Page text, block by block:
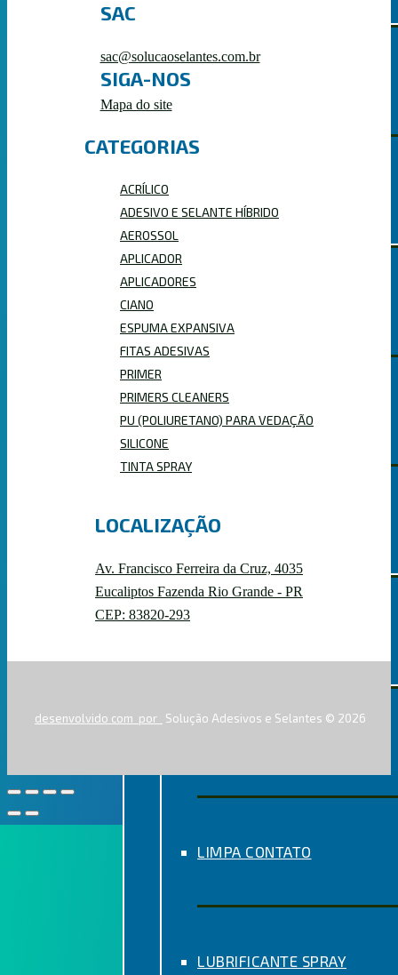
MANUAL
PNEUMÁTICO
LIMPA CONTATO
LUBRIFICANTE SPRAY
SAC
sac@solucaoselantes.com.br
SIGA-NOS
Mapa do site
CATEGORIAS
ACRÍLICO
ADESIVO E SELANTE HÍBRIDO
AEROSSOL
APLICADOR
APLICADORES
CIANO
ESPUMA EXPANSIVA
FITAS ADESIVAS
PRIMER
PRIMERS CLEANERS
PU (POLIURETANO) PARA VEDAÇÃO
SILICONE
TINTA SPRAY
LOCALIZAÇÃO
Av. Francisco Ferreira da Cruz, 4035
Eucaliptos Fazenda Rio Grande - PR
CEP: 83820-293
desenvolvido com por Solução Adesivos e Selantes © 2026